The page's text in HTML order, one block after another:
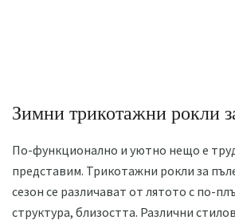
Зимни трикотажни рокли
По-функционално и уютно нещо е
представим. Трикотажни рокли за
сезон се различават от лятото с по-
структура, близостта. Различни